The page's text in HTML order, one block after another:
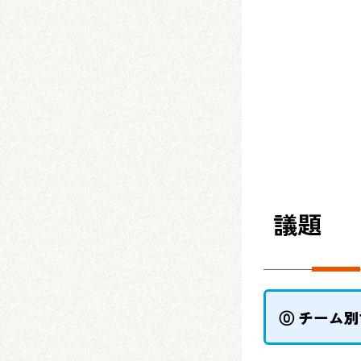
議題
⓪ チーム